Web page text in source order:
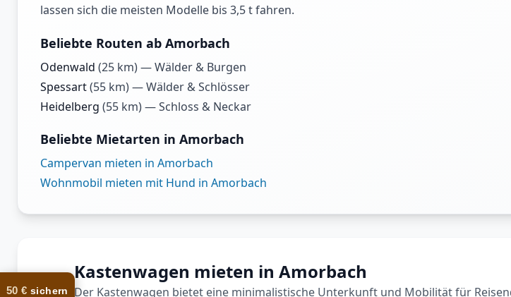
lassen sich die meisten Modelle bis 3,5 t fahren.
Beliebte Routen ab Amorbach
Odenwald (25 km) —Wälder & Burgen
Spessart(55 km) —Wälder & Schlösser
Heidelberg (55 km) —Schloss & Neckar
Beliebte Mietarten in Amorbach
Campervan mieten in Amorbach
Wohnmobil mieten mit Hund in Amorbach
Kastenwagen mieten in Amorbach
Der Kastenwagen bietet eine minimalistische Unterkunft und Mobilität für
50 € sichern